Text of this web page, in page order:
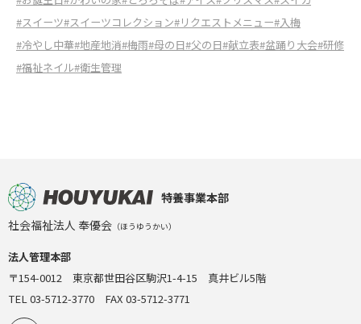
#スイーツ#スイーツコレクション#リクエストメニュー#入梅
#冷やし中華#地産地消#梅雨#母の日#父の日#献立表#盆踊り大会#研修
#福祉ネイル#衛生管理
特養事業本部
社会福祉法人 奉優会 （ほうゆうかい）
法人管理本部
〒154-0012 東京都世田谷区駒沢1-4-15 真井ビル5階
TEL 03-5712-3770 FAX 03-5712-3771